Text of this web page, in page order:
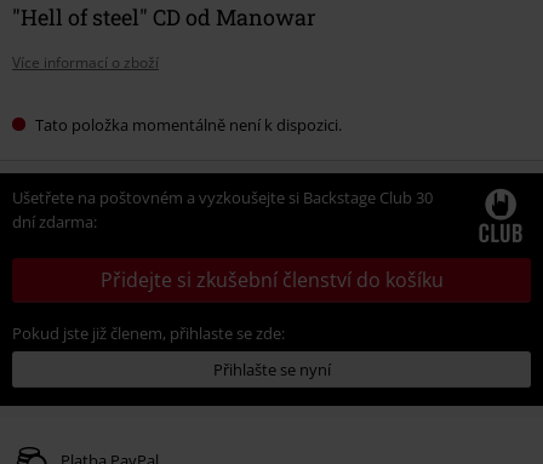
"Hell of steel" CD od Manowar
Více informací o zboží
Tato položka momentálně není k dispozici.
Ušetřete na poštovném a vyzkoušejte si Backstage Club 30
dní zdarma:
Přidejte si zkušební členství do košíku
Pokud jste již členem, přihlaste se zde:
Přihlašte se nyní